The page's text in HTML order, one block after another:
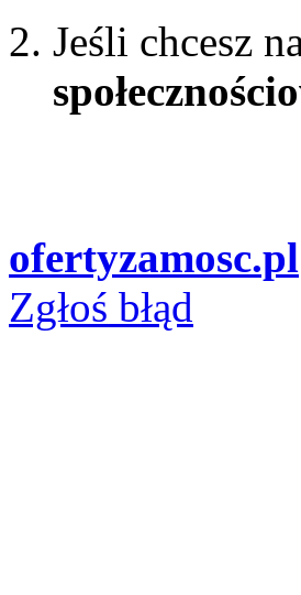
Jeśli chcesz
ofertyzamosc.pl
Zgłoś błąd